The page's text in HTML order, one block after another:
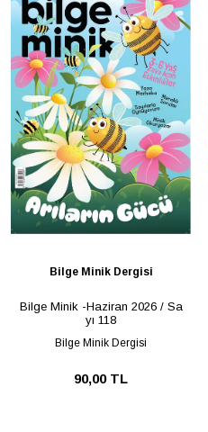
Bilge Minik Dergisi
Bilge Minik -Haziran 2026 / Sa
yı 118
Bilge Minik Dergisi
90,00 TL